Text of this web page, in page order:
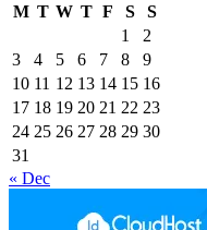
M T W T F S
S
1
2
3
4 5 6 7 8
9
10 11 12 13 14 15 16
17 18 19 20 21 22 23
24 25 26 27 28 29 30
31
« Dec